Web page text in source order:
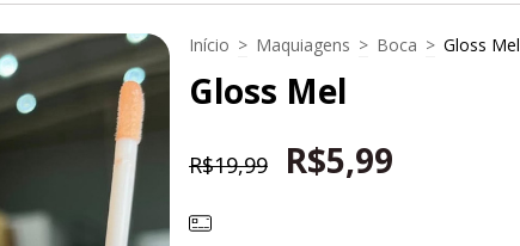
Início > Maquiagens > Boca > Gloss Mel
Gloss Mel
R$19,99 R$5,99